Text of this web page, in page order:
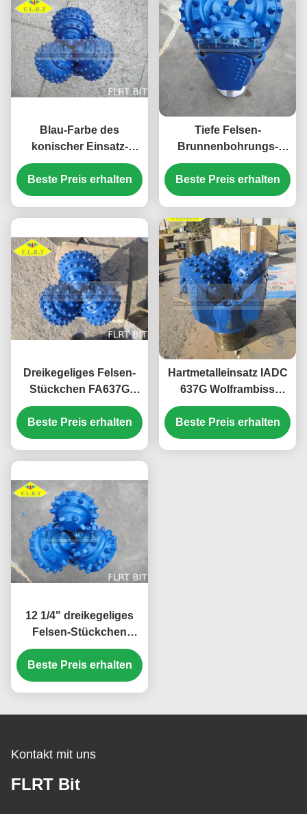
Blau-Farbe des
konischer Einsatz-
dreikegelige Felsen-
Stückchen-IADC 635
mit Siegelrollenlager
Beste Preis erhalten
Tiefe Felsen-
Brunnenbohrungs-
Stückchen 12 1/4"
FA437G 6 5/8" API-
Ausrichtung PIN für
Beste Preis erhalten
Dreikegeliges Felsen-
Stückchen FA637G
311.2mm/Felsen-
Rollenmeißel für
geothermische
Beste Preis erhalten
Hartmetalleinsatz IADC
637G Wolframbiss
Bergbau-Werkzeug-
Teile für harte Bildung
Beste Preis erhalten
12 1/4" dreikegeliges
Felsen-Stückchen
311.2mm FG435G für
Wasser-
Brunnenbohrung ISO
Beste Preis erhalten
Kontakt mit uns
FLRT Bit